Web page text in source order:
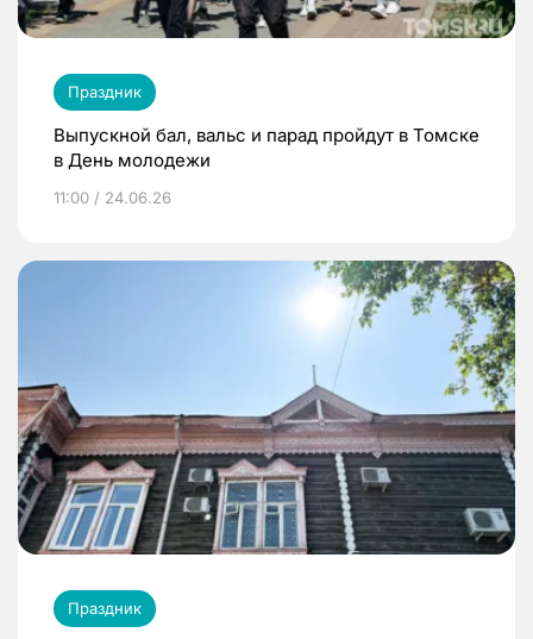
Праздник
Выпускной бал, вальс и парад пройдут в Томске
в День молодежи
11:00 / 24.06.26
Праздник